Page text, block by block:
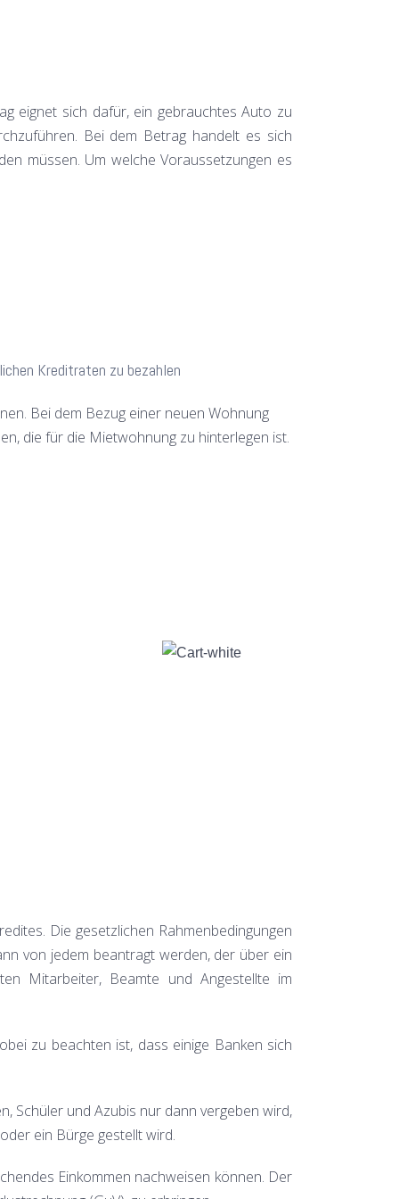
eignet sich dafür, ein gebrauchtes Auto zu
Bei dem Betrag handelt es sich
müssen. Um welche Voraussetzungen es
Kreditraten zu bezahlen
Bei dem Bezug einer neuen Wohnung
die für die Mietwohnung zu hinterlegen ist.
Die gesetzlichen Rahmenbedingungen
von jedem beantragt werden, der über ein
Mitarbeiter, Beamte und Angestellte im
zu beachten ist, dass einige Banken sich
Schüler und Azubis nur dann vergeben wird,
ein Bürge gestellt wird.
Einkommen nachweisen können. Der